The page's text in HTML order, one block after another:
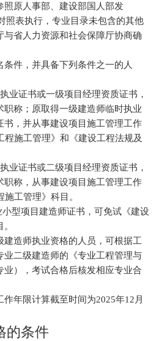
照原人事部、建设部国人部发
照表执行，专业目录未包含的其他
省人力资源和社会保障厅协商确
条件，并具备下列条件之一的人
业证书或一级项目经理资质证书，
称；原取得一级建造师临时执业
书，并从事建设项目施工管理工作
程施工管理》和《建设工程法规及
业证书或二级项目经理资质证书，
职称，从事建设项目施工管理工作
工管理》科目。
型项目建造师证书，可免试《建设
建造师执业资格的人员，可根据工
业二级建造师的《专业工程管理与
业），考试合格后核发相应专业合
作年限计算截至时间为2025年12月
的条件